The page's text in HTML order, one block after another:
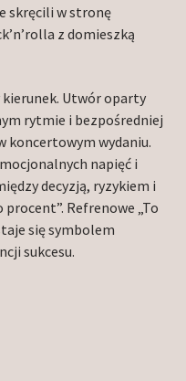
skręcili w stronę
z domieszką
kierunek. Utwór oparty
rytmie i bezpośredniej
koncertowym wydaniu.
napięć i
decyzją, ryzykiem i
Refrenowe „To
się symbolem
sukcesu.